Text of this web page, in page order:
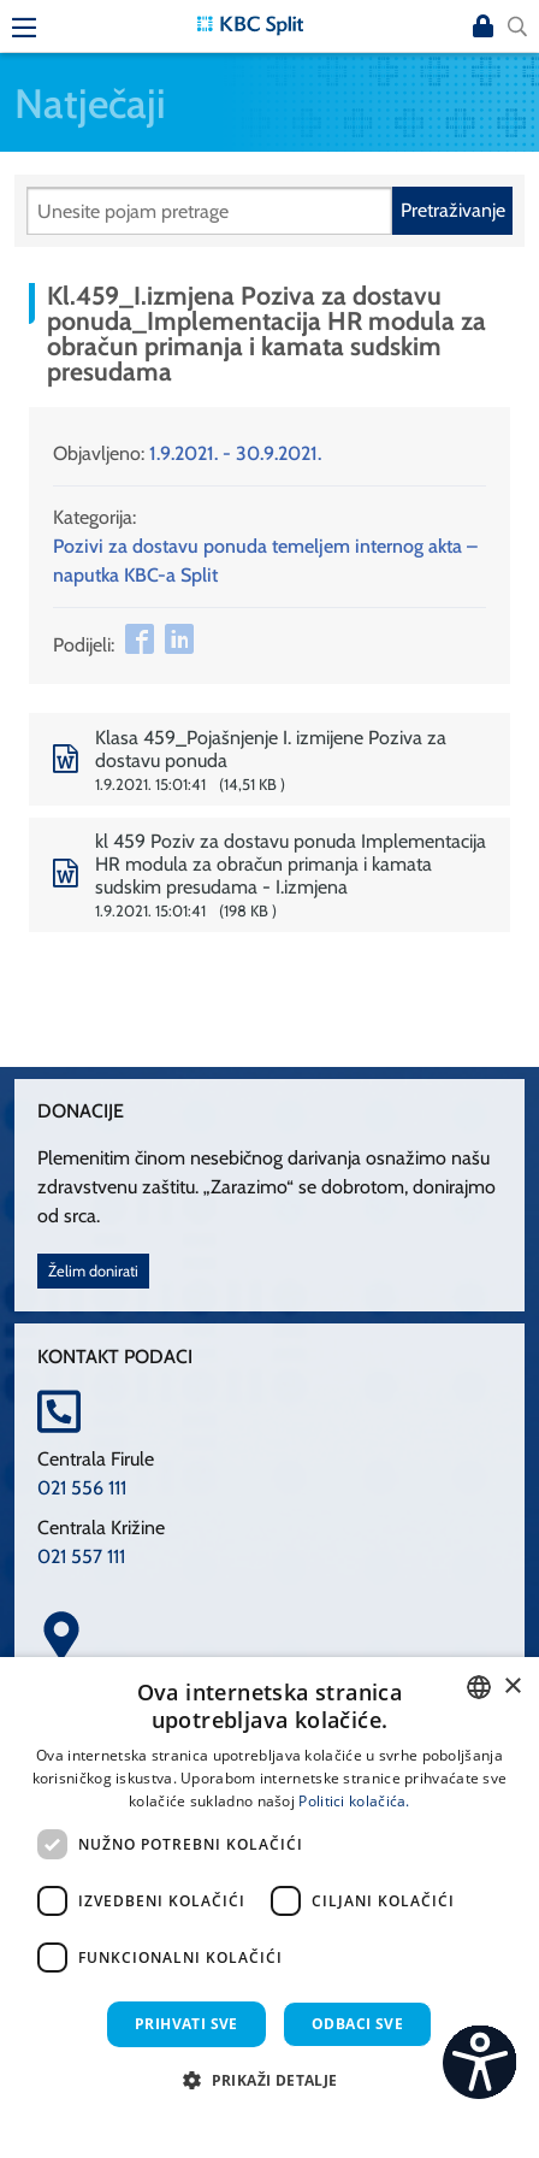
Natječaji
Pretraživanje
Kl.459_I.izmjena Poziva za dostavu
ponuda_Implementacija HR modula za
obračun primanja i kamata sudskim
presudama
Objavljeno: 1.9.2021. - 30.9.2021.
Kategorija:
Pozivi za dostavu ponuda temeljem internog akta –
naputka KBC-a Split
Podijeli:
Klasa 459_Pojašnjenje I. izmijene Poziva za
dostavu ponuda
1.9.2021. 15:01:41 14,51 KB
kl 459 Poziv za dostavu ponuda Implementacija
HR modula za obračun primanja i kamata
sudskim presudama - I.izmjena
1.9.2021. 15:01:41 198 KB
DONACIJE
Plemenitim činom nesebičnog darivanja osnažimo našu
zdravstvenu zaštitu. „Zarazimo“ se dobrotom, donirajmo
od srca.
Želim donirati
KONTAKT PODACI
Centrala Firule
021 556 111
Centrala Križine
021 557 111
Spinčićeva 1, 21000 Split
LINKOVI
Uvjeti korištenja
CROATIAN
×
Ova internetska stranica
upotrebljava kolačiće.
Ova internetska stranica upotrebljava kolačiće u svrhe poboljšanja
korisničkog iskustva. Uporabom internetske stranice prihvaćate sve
kolačiće sukladno našoj Politici kolačića.
NUŽNO POTREBNI KOLAČIĆI
IZVEDBENI KOLAČIĆI CILJANI KOLAČIĆI
FUNKCIONALNI KOLAČIĆI
PRIHVATI SVE ODBACI SVE
PRIKAŽI DETALJE